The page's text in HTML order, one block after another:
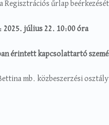
űrlap
2025. július 22. 10:00 óra
érintett kapcsolattartó
mb. közbeszerzési